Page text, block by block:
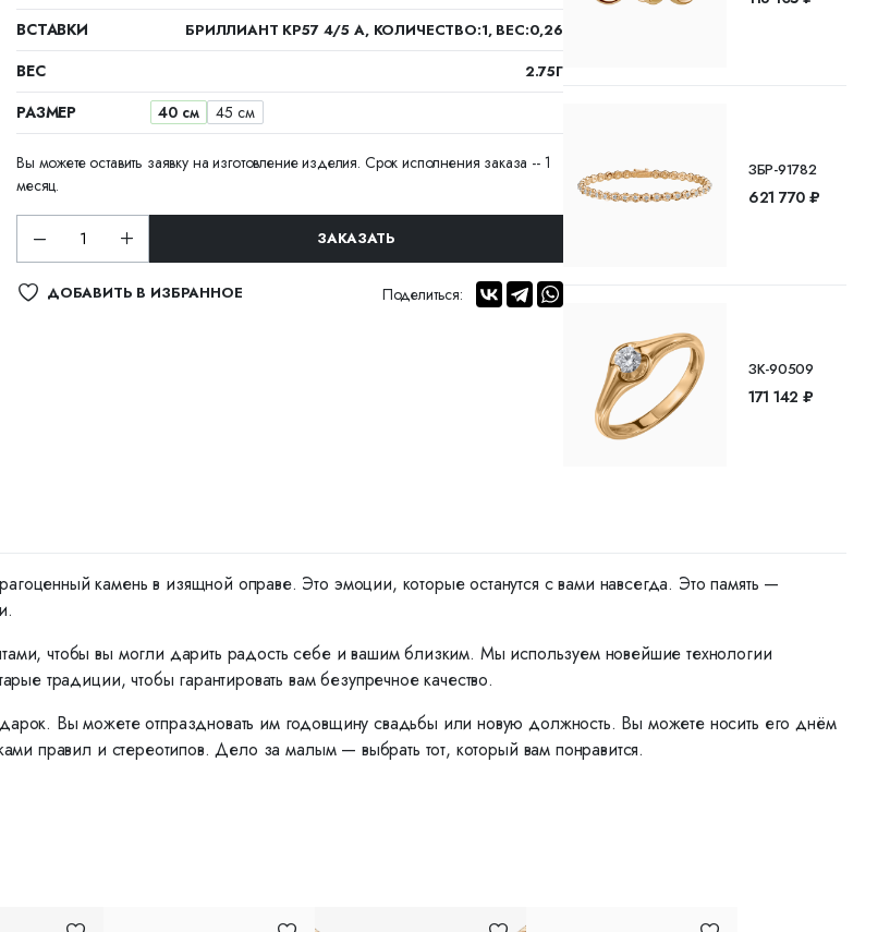
ВСТАВКИ БРИЛЛИАНТ КР57 4/5 А, КОЛИЧЕСТВО:1, ВЕС:0,26
ВЕС 2.75Г
РАЗМЕР 40 см 45 см
Вы можете оставить заявку на изготовление изделия. Срок исполнения заказа -- 1
месяц.
ЗАКАЗАТЬ
ДОБАВИТЬ В ИЗБРАННОЕ Поделиться:
ЗБР-91782
621 770 ₽
ЗК-90509
171 142 ₽
камень в изящной оправе. Это эмоции, которые останутся с вами навсегда. Это память —
чтобы вы могли дарить радость себе и вашим близким. Мы используем новейшие технологии
традиции, чтобы гарантировать вам безупречное качество.
Вы можете отпраздновать им годовщину свадьбы или новую должность. Вы можете носить его днём
правил и стереотипов. Дело за малым — выбрать тот, который вам понравится.